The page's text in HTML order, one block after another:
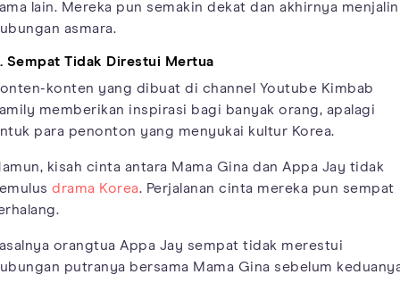
lain. Mereka pun semakin dekat dan akhirnya menjalin
asmara.
Sempat Tidak Direstui Mertua
konten yang dibuat di channel Youtube Kimbab
memberikan inspirasi bagi banyak orang, apalagi
para penonton yang menyukai kultur Korea.
kisah cinta antara Mama Gina dan Appa Jay tidak
drama Korea. Perjalanan cinta mereka pun sempat
orangtua Appa Jay sempat tidak merestui
putranya bersama Mama Gina sebelum